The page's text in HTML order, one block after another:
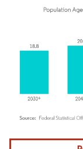
Image © Mordor